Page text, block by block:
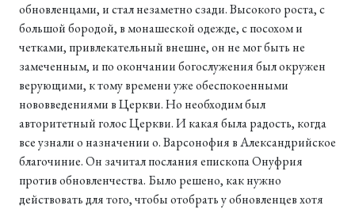
обновленцами, и стал незаметно сзади. Высокого роста, с
большой бородой, в монашеской одежде, с посохом и
четками, привлекательный внешне, он не мог быть не
замеченным, и по окончании богослужения был окружен
верующими, к тому времени уже обеспокоенными
нововведениями в Церкви. Но необходим был
авторитетный голос Церкви. И какая была радость, когда
все узнали о назначении о. Варсонофия в Александрийское
благочиние. Он зачитал послания епископа Онуфрия
против обновленчества. Было решено, как нужно
действовать для того, чтобы отобрать у обновленцев хотя